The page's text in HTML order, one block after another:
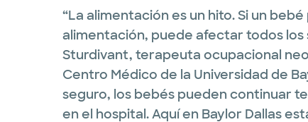
“La alimentación es un hito. Si un
alimentación, puede afectar todos
Sturdivant, terapeuta ocupacional
Centro Médico de la Universidad de
seguro, los bebés pueden continuar
en el hospital. Aquí en Baylor Dallas